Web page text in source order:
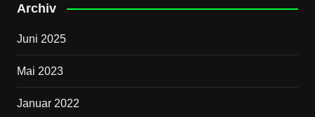
Archiv
Juni 2025
Mai 2023
Januar 2022